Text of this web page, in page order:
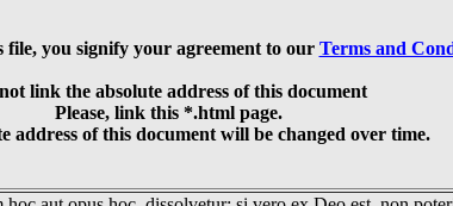
you signify your agreement to our Terms and
link the absolute address of this document
Please, link this *.html page.
address of this document will be changed over time.